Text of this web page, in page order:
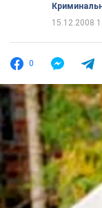
15.12.2008
0